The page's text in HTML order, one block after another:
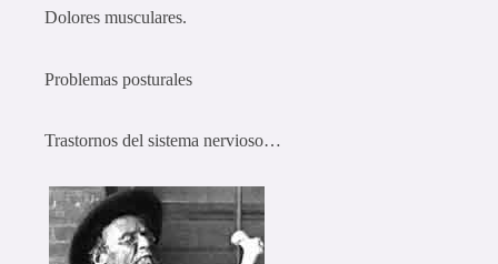
Dolores musculares.
Problemas posturales
Trastornos del sistema nervioso…